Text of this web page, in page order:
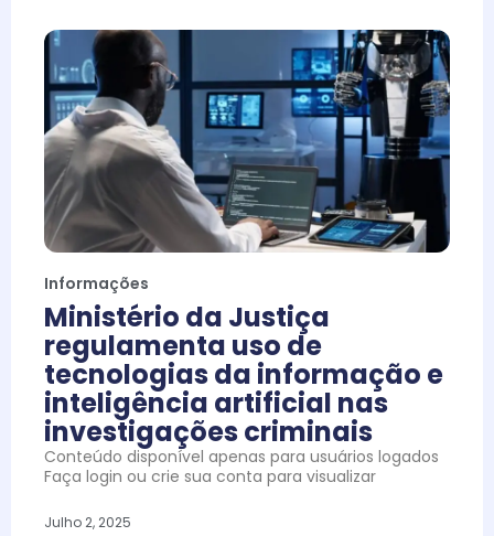
Informações
Ministério da Justiça
regulamenta uso de
tecnologias da informação e
inteligência artificial nas
investigações criminais
Conteúdo disponível apenas para usuários logados
Faça login ou crie sua conta para visualizar
Julho 2, 2025